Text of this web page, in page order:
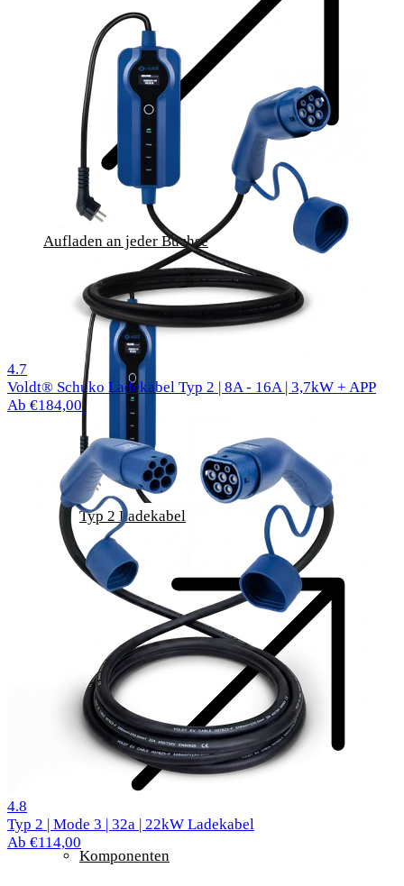
Aufladen an jeder Buchse
Typ 2 Ladekabel
Komponenten
4.7 1000 reviews
Voldt® Schuko Ladekabel Typ 2 | 8A - 16A | 3,7kW + APP
Ab €184,00
4.8
Typ 2 | Mode 3 | 32a | 22kW Ladekabel
Ab €114,00